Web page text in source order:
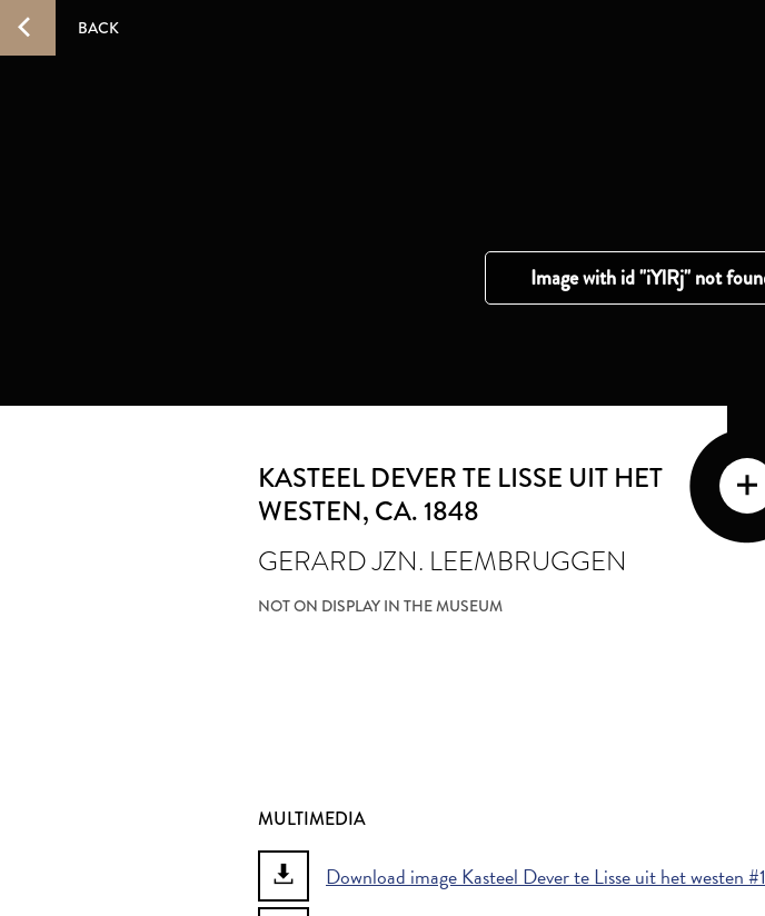
BACK
KASTEEL DEVER TE LISSE UIT HET
WESTEN, CA. 1848
GERARD JZN. LEEMBRUGGEN
NOT ON DISPLAY IN THE MUSEUM
MULTIMEDIA
Download image Kasteel Dever te Lisse uit het westen #1